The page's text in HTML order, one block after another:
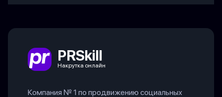
PRSkill
Накрутка онлайн
Компания № 1 по продвижению социальных